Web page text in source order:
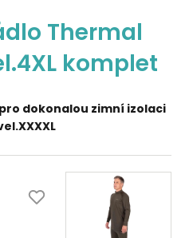
Thermal
komplet
dokonalou zimní izolaci